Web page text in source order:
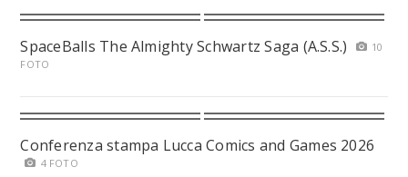
SpaceBalls The Almighty Schwartz Saga (A.S.S.)
10
FOTO
Conferenza stampa Lucca Comics and Games 2026
4 FOTO